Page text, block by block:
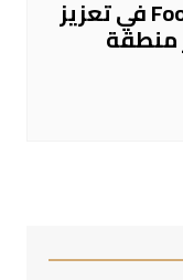
يسهم معرض Foodist Istanbul في تعزيز
منطقة